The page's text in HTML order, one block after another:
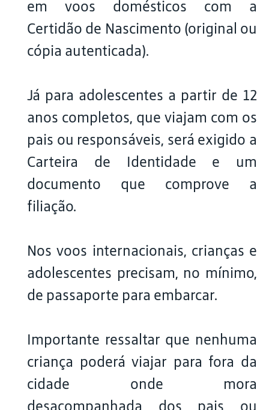
em voos domésticos com a
Certidão de Nascimento (original ou
cópia autenticada).
Já para adolescentes a partir de 12
anos completos, que viajam com os
pais ou responsáveis, será exigido a
Carteira de Identidade e um
documento que comprove a
filiação.
Nos voos internacionais, crianças e
adolescentes precisam, no mínimo,
de passaporte para embarcar.
Importante ressaltar que nenhuma
criança poderá viajar para fora da
cidade onde mora
desacompanhada dos pais ou